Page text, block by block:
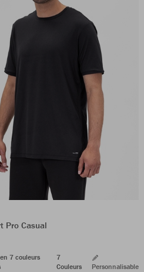
Pro Casual
7 couleurs
7
Couleurs
Personnalisable